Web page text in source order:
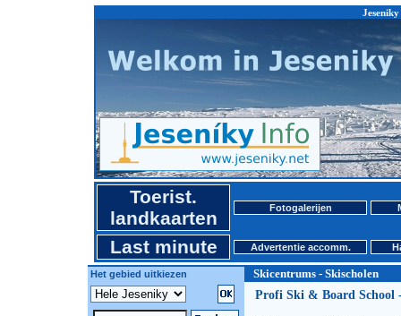
Toerist.
landkaarten
Fotogalerijen
Last minute Advertentie accomm.
Het gebied uitkiezen Skicentrums - Skischolen
Profi Ski & Board School